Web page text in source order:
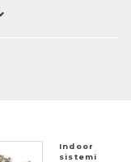
Indoor
sistemi